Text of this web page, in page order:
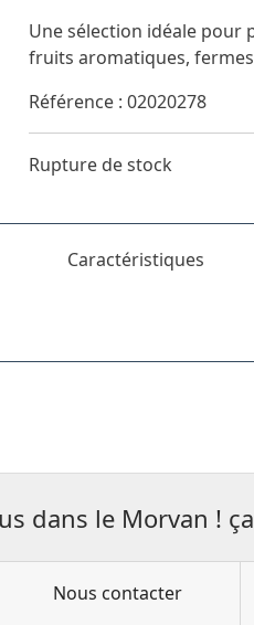
Une sélection idéale pour
fruits aromatiques,
Référence : 02020278
Rupture de stock
Caractéristiques
dans le Morvan !
Nous contacter